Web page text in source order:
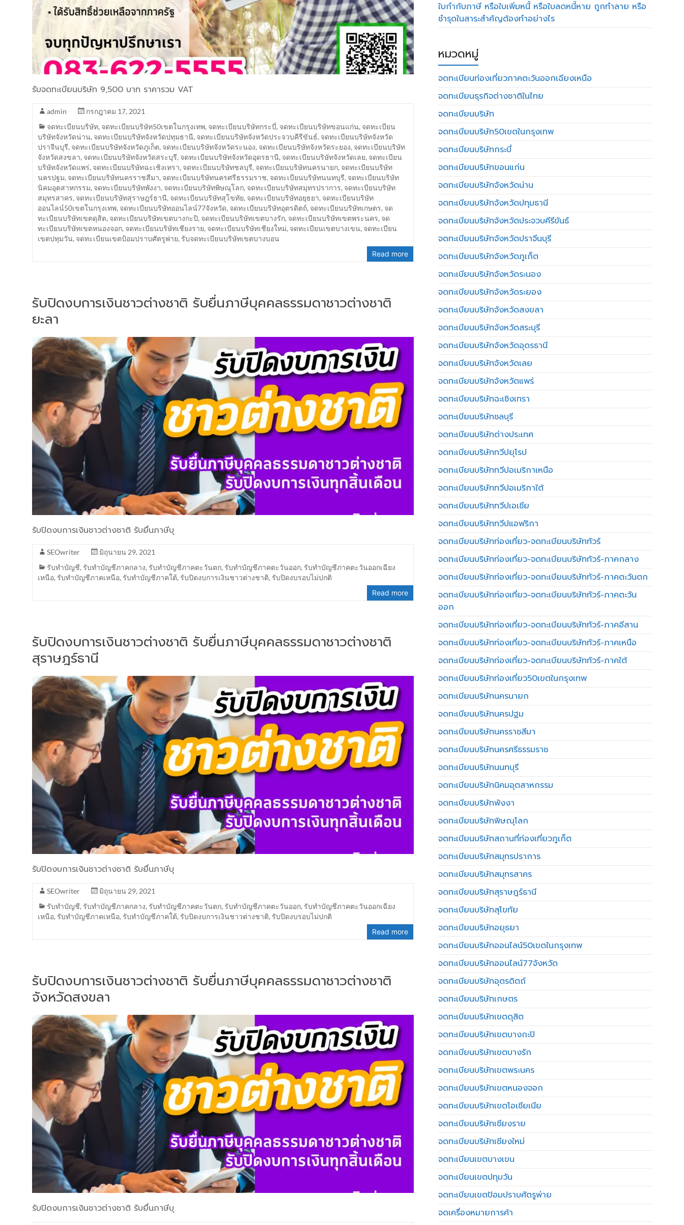
รับจดทะเบียนบริษัท 9,500 บาท ราคารวม VAT
admin
กรกฎาคม 17, 2021
จดทะเบียนบริษัท, จดทะเบียนบริษัท50เขตในกรุงเทพ, จดทะเบียนบริษัทกระบี่, จดทะเบียนบริษัทขอนแก่น, จดทะเบียน
บริษัทจังหวัดน่าน, จดทะเบียนบริษัทจังหวัดปทุมธานี, จดทะเบียนบริษัทจังหวัดประจวบคีรีขันธ์, จดทะเบียนบริษัทจังหวัด
ปราจีนบุรี, จดทะเบียนบริษัทจังหวัดภูเก็ต, จดทะเบียนบริษัทจังหวัดระนอง, จดทะเบียนบริษัทจังหวัดระยอง, จดทะเบียนบริษัท
จังหวัดสงขลา, จดทะเบียนบริษัทจังหวัดสระบุรี, จดทะเบียนบริษัทจังหวัดอุดรธานี, จดทะเบียนบริษัทจังหวัดเลย, จดทะเบียน
บริษัทจังหวัดแพร่, จดทะเบียนบริษัทฉะเชิงเทรา, จดทะเบียนบริษัทชลบุรี, จดทะเบียนบริษัทนครนายก, จดทะเบียนบริษัท
นครปฐม, จดทะเบียนบริษัทนครราชสีมา, จดทะเบียนบริษัทนครศรีธรรมราช, จดทะเบียนบริษัทนนทบุรี, จดทะเบียนบริษัท
นิคมอุตสาหกรรม, จดทะเบียนบริษัทพังงา, จดทะเบียนบริษัทพิษณุโลก, จดทะเบียนบริษัทสมุทรปราการ, จดทะเบียนบริษัท
สมุทรสาคร, จดทะเบียนบริษัทสุราษฎร์ธานี, จดทะเบียนบริษัทสุโขทัย, จดทะเบียนบริษัทอยุธยา, จดทะเบียนบริษัท
ออนไลน์50เขตในกรุงเทพ, จดทะเบียนบริษัทออนไลน์77จังหวัด, จดทะเบียนบริษัทอุตรดิตถ์, จดทะเบียนบริษัทเกษตร, จด
ทะเบียนบริษัทเขตดุสิต, จดทะเบียนบริษัทเขตบางกะปิ, จดทะเบียนบริษัทเขตบางรัก, จดทะเบียนบริษัทเขตพระนคร, จด
ทะเบียนบริษัทเขตหนองจอก, จดทะเบียนบริษัทเชียงราย, จดทะเบียนบริษัทเชียงใหม่, จดทะเบียนเขตบางเขน, จดทะเบียน
เขตปทุมวัน, จดทะเบียนเขตป้อมปราบศัตรูพ่าย, รับจดทะเบียนบริษัทเขตบางบอน
Read more
รับปิดงบการเงินชาวต่างชาติ รับยื่นภาษีบุคคลธรรมดาชาวต่างชาติ
ยะลา
รับปิดงบการเงินชาวต่างชาติ รับยื่นภาษีบุ
SEOwriter
มิถุนายน 29, 2021
รับทำบัญชี, รับทำบัญชีภาคกลาง, รับทำบัญชีภาคตะวันตก, รับทำบัญชีภาคตะวันออก, รับทำบัญชีภาคตะวันออกเฉียง
เหนือ, รับทำบัญชีภาคเหนือ, รับทำบัญชีภาคใต้, รับปิดงบการเงินชาวต่างชาติ, รับปิดงบรอบไม่ปกติ
Read more
รับปิดงบการเงินชาวต่างชาติ รับยื่นภาษีบุคคลธรรมดาชาวต่างชาติ
สุราษฎร์ธานี
รับปิดงบการเงินชาวต่างชาติ รับยื่นภาษีบุ
SEOwriter
มิถุนายน 29, 2021
รับทำบัญชี, รับทำบัญชีภาคกลาง, รับทำบัญชีภาคตะวันตก, รับทำบัญชีภาคตะวันออก, รับทำบัญชีภาคตะวันออกเฉียง
เหนือ, รับทำบัญชีภาคเหนือ, รับทำบัญชีภาคใต้, รับปิดงบการเงินชาวต่างชาติ, รับปิดงบรอบไม่ปกติ
Read more
รับปิดงบการเงินชาวต่างชาติ รับยื่นภาษีบุคคลธรรมดาชาวต่างชาติ
จังหวัดสงขลา
รับปิดงบการเงินชาวต่างชาติ รับยื่นภาษีบุ
ใบกำกับภาษี หรือใบเพิ่มหนี้ หรือใบลดหนี้หาย ถูกทำลาย หรือ
ชำรุดในสาระสำคัญต้องทำอย่างไร
หมวดหมู่
จดทะเบียนท่องเที่ยวภาคตะวันออกเฉียงเหนือ
จดทะเบียนธุรกิจต่างชาติในไทย
จดทะเบียนบริษัท
จดทะเบียนบริษัท50เขตในกรุงเทพ
จดทะเบียนบริษัทกระบี่
จดทะเบียนบริษัทขอนแก่น
จดทะเบียนบริษัทจังหวัดน่าน
จดทะเบียนบริษัทจังหวัดปทุมธานี
จดทะเบียนบริษัทจังหวัดประจวบคีรีขันธ์
จดทะเบียนบริษัทจังหวัดปราจีนบุรี
จดทะเบียนบริษัทจังหวัดภูเก็ต
จดทะเบียนบริษัทจังหวัดระนอง
จดทะเบียนบริษัทจังหวัดระยอง
จดทะเบียนบริษัทจังหวัดสงขลา
จดทะเบียนบริษัทจังหวัดสระบุรี
จดทะเบียนบริษัทจังหวัดอุดรธานี
จดทะเบียนบริษัทจังหวัดเลย
จดทะเบียนบริษัทจังหวัดแพร่
จดทะเบียนบริษัทฉะเชิงเทรา
จดทะเบียนบริษัทชลบุรี
จดทะเบียนบริษัทต่างประเทศ
จดทะเบียนบริษัททวีปยุโรป
จดทะเบียนบริษัททวีปอเมริกาเหนือ
จดทะเบียนบริษัททวีปอเมริกาใต้
จดทะเบียนบริษัททวีปเอเชีย
จดทะเบียนบริษัททวีปแอฟริกา
จดทะเบียนบริษัทท่องเที่ยว-จดทะเบียนบริษัททัวร์
จดทะเบียนบริษัทท่องเที่ยว-จดทะเบียนบริษัททัวร์-ภาคกลาง
จดทะเบียนบริษัทท่องเที่ยว-จดทะเบียนบริษัททัวร์-ภาคตะวันตก
จดทะเบียนบริษัทท่องเที่ยว-จดทะเบียนบริษัททัวร์-ภาคตะวัน
ออก
จดทะเบียนบริษัทท่องเที่ยว-จดทะเบียนบริษัททัวร์-ภาคอีสาน
จดทะเบียนบริษัทท่องเที่ยว-จดทะเบียนบริษัททัวร์-ภาคเหนือ
จดทะเบียนบริษัทท่องเที่ยว-จดทะเบียนบริษัททัวร์-ภาคใต้
จดทะเบียนบริษัทท่องเที่ยว50เขตในกรุงเทพ
จดทะเบียนบริษัทนครนายก
จดทะเบียนบริษัทนครปฐม
จดทะเบียนบริษัทนครราชสีมา
จดทะเบียนบริษัทนครศรีธรรมราช
จดทะเบียนบริษัทนนทบุรี
จดทะเบียนบริษัทนิคมอุตสาหกรรม
จดทะเบียนบริษัทพังงา
จดทะเบียนบริษัทพิษณุโลก
จดทะเบียนบริษัทสถานที่ท่องเที่ยวภูเก็ต
จดทะเบียนบริษัทสมุทรปราการ
จดทะเบียนบริษัทสมุทรสาคร
จดทะเบียนบริษัทสุราษฎร์ธานี
จดทะเบียนบริษัทสุโขทัย
จดทะเบียนบริษัทอยุธยา
จดทะเบียนบริษัทออนไลน์50เขตในกรุงเทพ
จดทะเบียนบริษัทออนไลน์77จังหวัด
จดทะเบียนบริษัทอุตรดิตถ์
จดทะเบียนบริษัทเกษตร
จดทะเบียนบริษัทเขตดุสิต
จดทะเบียนบริษัทเขตบางกะปิ
จดทะเบียนบริษัทเขตบางรัก
จดทะเบียนบริษัทเขตพระนคร
จดทะเบียนบริษัทเขตหนองจอก
จดทะเบียนบริษัทเขตโอเชียเนีย
จดทะเบียนบริษัทเชียงราย
จดทะเบียนบริษัทเชียงใหม่
จดทะเบียนเขตบางเขน
จดทะเบียนเขตปทุมวัน
จดทะเบียนเขตป้อมปราบศัตรูพ่าย
จดเครื่องหมายการค้า